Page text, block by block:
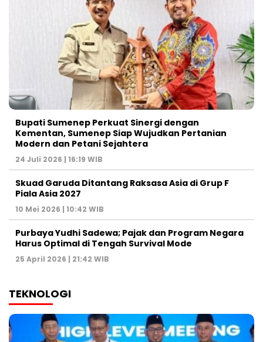
Bupati Sumenep Perkuat Sinergi dengan
Kementan, Sumenep Siap Wujudkan Pertanian
Modern dan Petani Sejahtera
24 Juli 2026 | 16:19 WIB
Skuad Garuda Ditantang Raksasa Asia di Grup F
Piala Asia 2027
10 Mei 2026 | 10:42 WIB
Purbaya Yudhi Sadewa; Pajak dan Program Negara
Harus Optimal di Tengah Survival Mode
25 April 2026 | 21:42 WIB
TEKNOLOGI